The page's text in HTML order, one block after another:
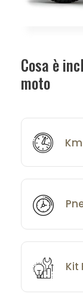
Cosa è
moto
Kit